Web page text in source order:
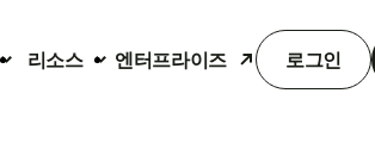
리소스 엔터프라이즈 로그인